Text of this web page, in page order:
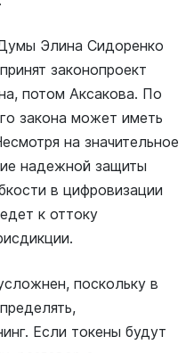
Элина Сидоренко
законопроект
потом Аксакова. По
закона может иметь
на значительное
надежной защиты
в цифровизации
к оттоку
поскольку в
Если токены будут